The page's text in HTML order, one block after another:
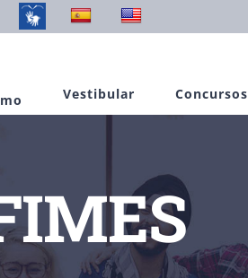
Vestibular Concursos